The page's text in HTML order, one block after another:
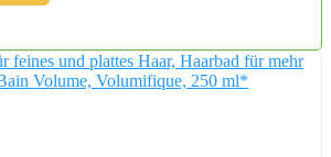
feines und plattes Haar, Haarbad für mehr
Volume, Volumifique, 250 ml*